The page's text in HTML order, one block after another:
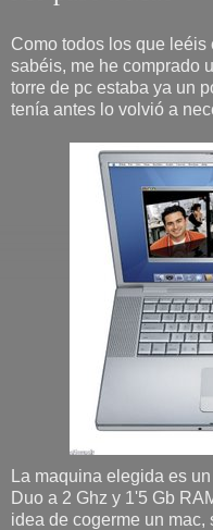
Como todos los que
sabéis, me he comprado
torre de pc estaba ya un
tenía antes lo volvió a
La maquina elegida es
Duo a 2 Ghz y 1'5 Gb
idea de cogerme un